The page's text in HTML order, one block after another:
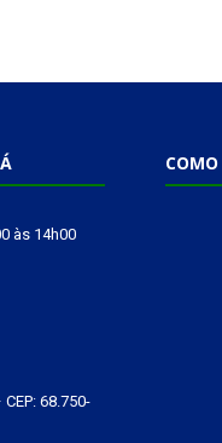
às 14h00
68.750-
COMO